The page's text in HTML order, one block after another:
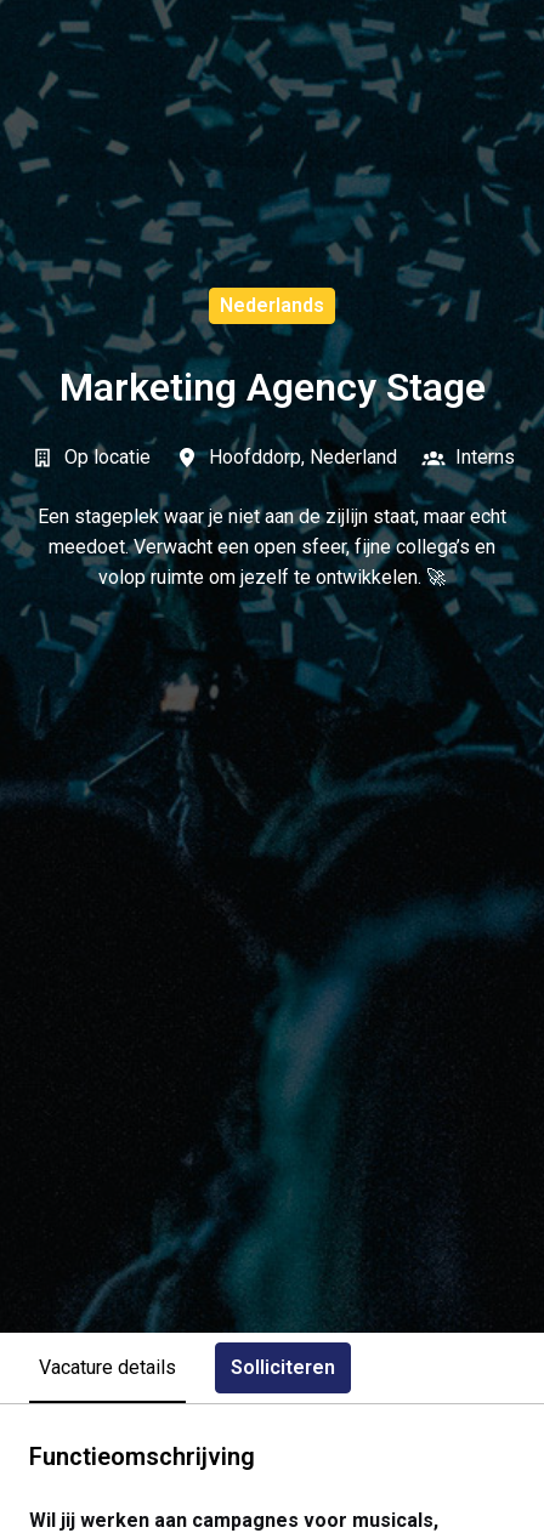
Nederlands
Marketing Agency Stage
Op locatie Hoofddorp, Nederland Interns
Een stageplek waar je niet aan de zijlijn staat, maar echt
meedoet. Verwacht een open sfeer, fijne collega’s en
volop ruimte om jezelf te ontwikkelen. 🚀
Vacature details Solliciteren
Functieomschrijving
Wil jij werken aan campagnes voor musicals,